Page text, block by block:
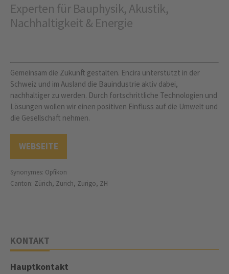
Experten für Bauphysik, Akustik,
Nachhaltigkeit & Energie
Gemeinsam die Zukunft gestalten. Encira unterstützt in der
Schweiz und im Ausland die Bauindustrie aktiv dabei,
nachhaltiger zu werden. Durch fortschrittliche Technologien und
Lösungen wollen wir einen positiven Einfluss auf die Umwelt und
die Gesellschaft nehmen.
WEBSEITE
Synonymes: Opfikon
Canton: Zürich, Zurich, Zurigo, ZH
KONTAKT
Hauptkontakt